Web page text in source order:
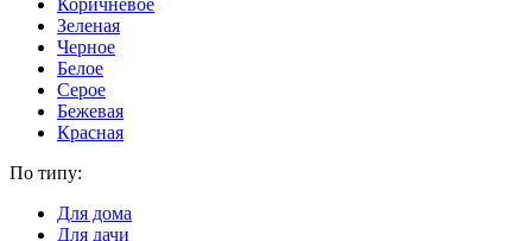
Коричневое
Зеленая
Черное
Белое
Серое
Бежевая
Красная
По типу:
Для дома
Для дачи